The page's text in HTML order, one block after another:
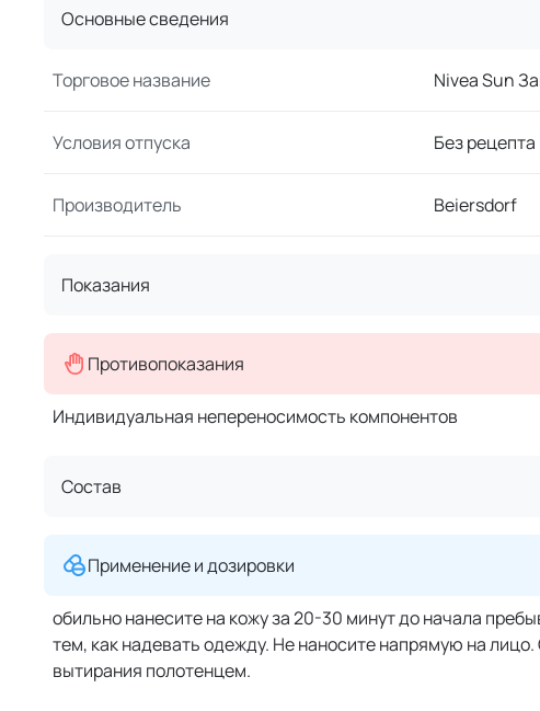
Основные сведения
Торговое название Nivea Sun
Условия отпуска Без рецепта
Производитель Beiersdorf
Показания
Противопоказания
Индивидуальная непереносимость компонентов
Состав
Применение и дозировки
обильно нанесите на кожу за 20-30 минут до начала
тем, как надевать одежду. Не наносите напрямую на
вытирания полотенцем.